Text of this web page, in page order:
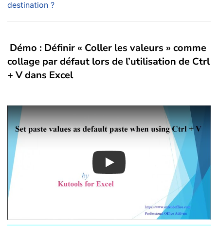
destination ?
Démo : Définir « Coller les valeurs » comme
collage par défaut lors de l’utilisation de Ctrl
+ V dans Excel
Play